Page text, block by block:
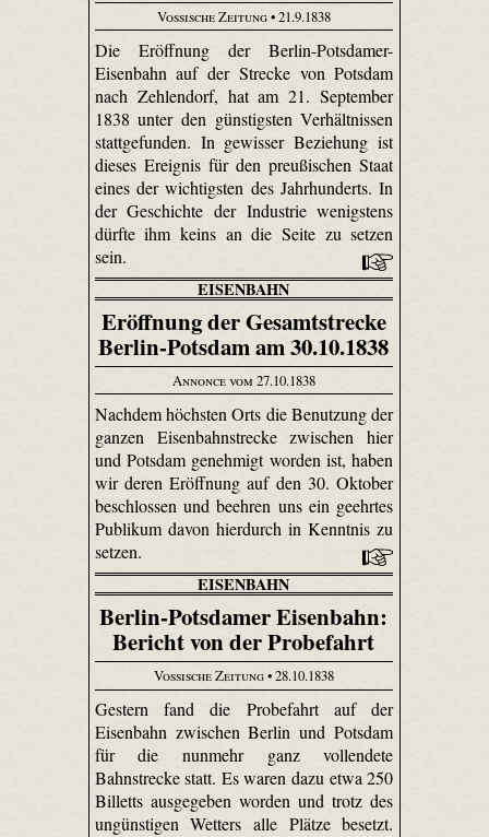
Vossische Zeitung• 21.9.1838
Die Eröffnung der Berlin-Potsdamer-
Eisenbahn auf der Strecke von Potsdam
nach Zehlendorf, hat am 21. September
1838 unter den günstigsten Verhältnissen
stattgefunden. In gewisser Beziehung ist
dieses Ereignis für den preußischen Staat
eines der wichtigsten des Jahrhunderts. In
der Geschichte der Industrie wenigstens
dürfte ihm keins an die Seite zu setzen
sein.
EISENBAHN
Eröffnung der Gesamtstrecke
Berlin-Potsdam am 30.10.1838
Annonce vom 27.10.1838
Nachdem höchsten Orts die Benutzung der
ganzen Eisenbahnstrecke zwischen hier
und Potsdam genehmigt worden ist, haben
wir deren Eröffnung auf den 30. Oktober
beschlossen und beehren uns ein geehrtes
Publikum davon hierdurch in Kenntnis zu
setzen.
EISENBAHN
Berlin-Potsdamer Eisenbahn:
Bericht von der Probefahrt
Vossische Zeitung• 28.10.1838
Gestern fand die Probefahrt auf der
Eisenbahn zwischen Berlin und Potsdam
für die nunmehr ganz vollendete
Bahnstrecke statt. Es waren dazu etwa 250
Billetts ausgegeben worden und trotz des
ungünstigen Wetters alle Plätze besetzt.